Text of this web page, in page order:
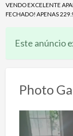
VENDO EXCELENTE
FECHADO! APENAS
Este anúncio
Photo